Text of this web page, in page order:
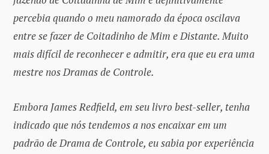
percebia quando o meu namorado da época oscilava
entre se fazer de Coitadinho de Mim e Distante. Muito
mais difícil de reconhecer e admitir, era que eu era uma
mestre nos Dramas de Controle.
Embora James Redfield, em seu livro best-seller, tenha
indicado que nós tendemos a nos encaixar em um
padrão de Drama de Controle, eu sabia por experiência